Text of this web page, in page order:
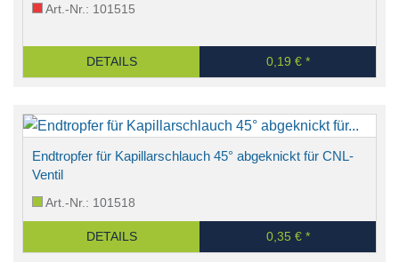
Art.-Nr.: 101515
DETAILS 0,19 € *
Endtropfer für Kapillarschlauch 45° abgeknickt für CNL-
Ventil
Art.-Nr.: 101518
DETAILS 0,35 € *